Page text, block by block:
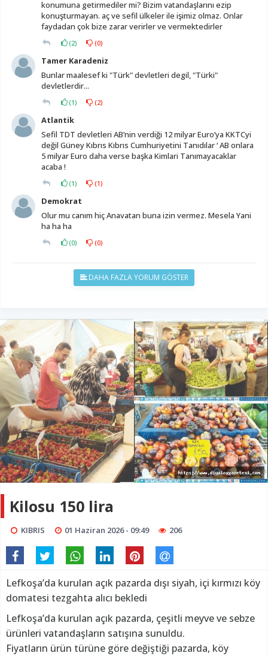
konumuna getirmediler mi? Bizim vatandaşlarını ezip
konuşturmayan. aç ve sefil ülkeler ile işimiz olmaz. Onlar
faydadan çok bize zarar verirler ve vermektedirler
(2) (0)
Tamer Karadeniz
Bunlar maalesef ki "Türk" devletleri degil, "Türki"
devletlerdir...
(1) (2)
Atlantik
Sefil TDT devletleri AB’nin verdiği 12 milyar Euro’ya KKTCyi
değil Güney Kıbrıs Kıbrıs Cumhuriyetini Tanıdılar ‘ AB onlara
5 milyar Euro daha verse başka Kimlari Tanımayacaklar
acaba !
(1) (1)
Demokrat
Olur mu canım hiç Anavatan buna izin vermez. Mesela Yani
ha ha ha
(0) (0)
DAHA FAZLA YORUM GÖSTER
Kilosu 150 lira
KIBRIS 01 Haziran 2026 - 09:49 206
Lefkoşa’da kurulan açık pazarda dışı siyah, içi kırmızı köy
domatesi tezgahta alıcı bekledi
Lefkoşa’da kurulan açık pazarda, çeşitli meyve ve sebze
ürünleri vatandaşların satışına sunuldu.
Fiyatların ürün türüne göre değiştiği pazarda, köy